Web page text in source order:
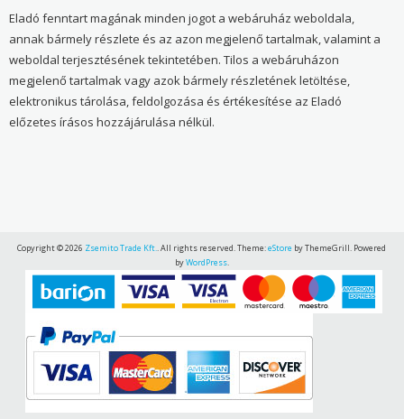
Eladó fenntart magának minden jogot a webáruház weboldala,
annak bármely részlete és az azon megjelenő tartalmak, valamint a
weboldal terjesztésének tekintetében. Tilos a webáruházon
megjelenő tartalmak vagy azok bármely részletének letöltése,
elektronikus tárolása, feldolgozása és értékesítése az Eladó
előzetes írásos hozzájárulása nélkül.
Copyright © 2026 Zsemito Trade Kft.. All rights reserved. Theme:eStore by ThemeGrill. Powered
byWordPress.